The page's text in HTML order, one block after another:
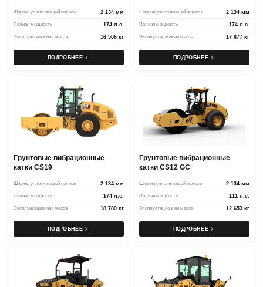
Ширина уплотняющей полосы 2 134 мм
Полная мощность 174 л.с.
Эксплуатационная масса 16 506 кг
ПОДРОБНЕЕ
Ширина уплотняющей полосы 2 134 мм
Полная мощность 174 л.с.
Эксплуатационная масса 17 677 кг
ПОДРОБНЕЕ
Грунтовые вибрационные
катки CS19
Ширина уплотняющей полосы 2 134 мм
Полная мощность 174 л.с.
Эксплуатационная масса 18 780 кг
ПОДРОБНЕЕ
Грунтовые вибрационные
катки CS12 GC
Ширина уплотняющей полосы 2 134 мм
Полная мощность 111 л.с.
Эксплуатационная масса 12 653 кг
ПОДРОБНЕЕ